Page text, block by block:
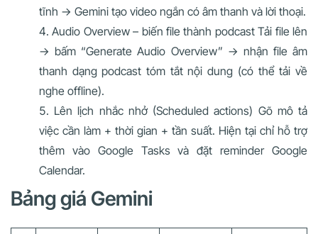
tĩnh → Gemini tạo video ngắn có âm thanh và lời thoại.
Audio Overview – biến file thành podcast Tải file lên
→ bấm “Generate Audio Overview” → nhận file âm
thanh dạng podcast tóm tắt nội dung (có thể tải về
nghe offline).
Lên lịch nhắc nhở (Scheduled actions) Gõ mô tả
việc cần làm + thời gian + tần suất. Hiện tại chỉ hỗ trợ
thêm vào Google Tasks và đặt reminder Google
Calendar.
Bảng giá Gemini